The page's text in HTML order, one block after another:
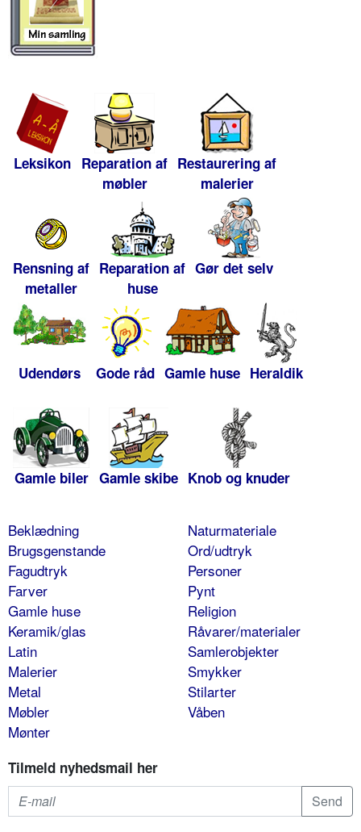
Leksikon Reparation af
møbler
Restaurering af
malerier
Rensning af
metaller
Reparation af
huse
Gør det selv
Udendørs Gode råd Gamle huse Heraldik
Gamle biler Gamle skibe Knob og knuder
Beklædning
Brugsgenstande
Fagudtryk
Farver
Gamle huse
Keramik/glas
Latin
Malerier
Metal
Møbler
Mønter
Naturmateriale
Ord/udtryk
Personer
Pynt
Religion
Råvarer/materialer
Samlerobjekter
Smykker
Stilarter
Våben
Tilmeld nyhedsmail her